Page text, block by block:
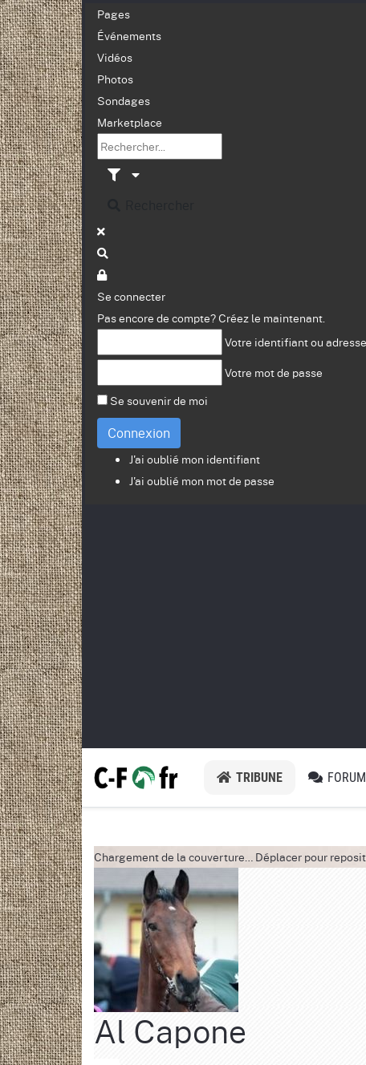
Pages
Événements
Vidéos
Photos
Sondages
Marketplace
Se connecter
Pas encore de compte? Créez le maintenant.
Votre identifiant ou
Votre mot de passe
Se souvenir de moi
Connexion
J'ai oublié mon identifiant
J'ai oublié mon mot de passe
TRIBUNE FORUM
Chargement de la couverture… Déplacer pour
Al Capone